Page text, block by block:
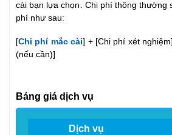
cài bạn lựa chọn. Chi phí thông thường
phí như sau:
[Chi phí mắc cài] + [Chi phí xét
(nếu cần)]
Bảng giá dịch vụ
Dịch vụ